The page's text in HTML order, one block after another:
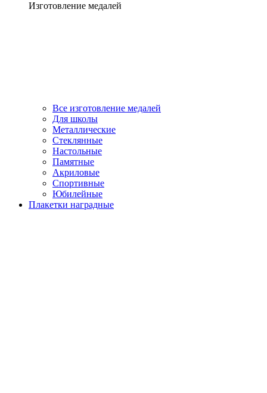
Изготовление медалей
Все изготовление медалей
Для школы
Металлические
Стеклянные
Настольные
Памятные
Акриловые
Спортивные
Юбилейные
Плакетки наградные